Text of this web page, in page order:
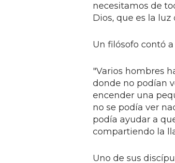
necesitamos de
Dios, que es la
Un filósofo contó
"Varios hombres
donde no podían
encender una
no se podía ver
podía ayudar a
compartiendo la
Uno de sus